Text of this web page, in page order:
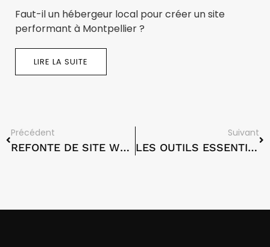
Faut-il un hébergeur local pour créer un site
performant à Montpellier ?
LIRE LA SUITE
Précédent
REFONTE DE SITE WEB À MONTPELLIER : UN LEVIER STRATÉGIQUE POUR VOTRE VISIBILITÉ
Suivant
LES OUTILS ESSENTIELS POUR LANCER SON ACTIVITÉ EN LIGNE À AUBENAS, PRIVAS OU ANNONAY